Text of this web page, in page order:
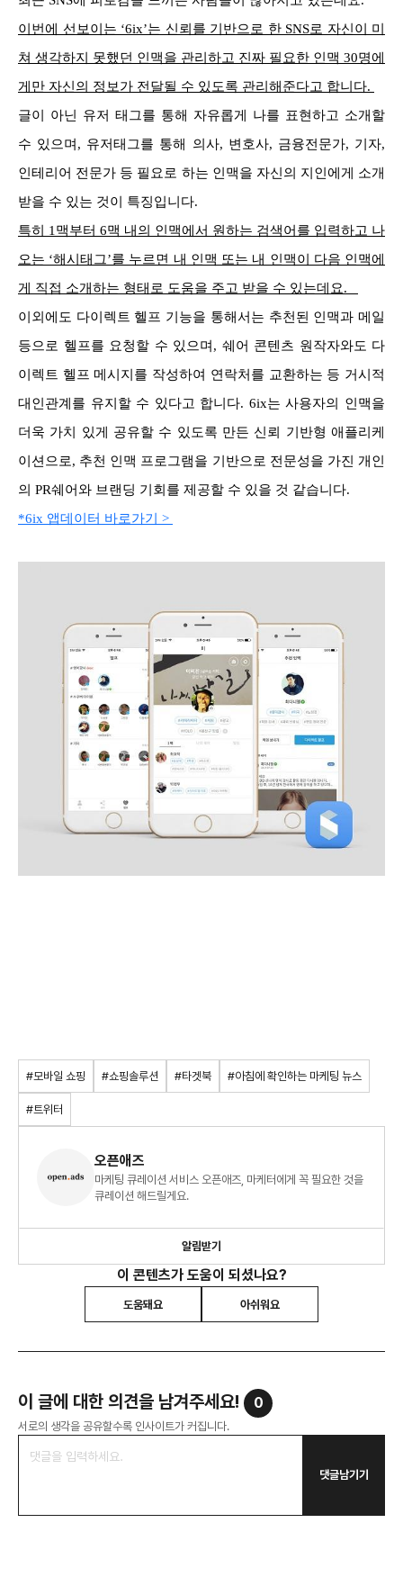
이번에 선보이는 ‘6ix’는 신뢰를 기반으로 한 SNS로 자신이 미
쳐 생각하지 못했던 인맥을 관리하고 진짜 필요한 인맥 30명에
게만 자신의 정보가 전달될 수 있도록 관리해준다고 합니다.
글이 아닌 유저 태그를 통해 자유롭게 나를 표현하고 소개할
수 있으며, 유저태그를 통해 의사, 변호사, 금융전문가, 기자,
인테리어 전문가 등 필요로 하는 인맥을 자신의 지인에게 소개
받을 수 있는 것이 특징입니다.
특히 1맥부터 6맥 내의 인맥에서 원하는 검색어를 입력하고 나
오는 ‘해시태그’를 누르면 내 인맥 또는 내 인맥이 다음 인맥에
게 직접 소개하는 형태로 도움을 주고 받을 수 있는데요.
이외에도 다이렉트 헬프 기능을 통해서는 추천된 인맥과 메일
등으로 헬프를 요청할 수 있으며, 쉐어 콘텐츠 원작자와도 다
이렉트 헬프 메시지를 작성하여 연락처를 교환하는 등 거시적
대인관계를 유지할 수 있다고 합니다. 6ix는 사용자의 인맥을
더욱 가치 있게 공유할 수 있도록 만든 신뢰 기반형 애플리케
이션으로, 추천 인맥 프로그램을 기반으로 전문성을 가진 개인
의 PR쉐어와 브랜딩 기회를 제공할 수 있을 것 같습니다.
*6ix 앱데이터 바로가기 >
#모바일 쇼핑 #쇼핑솔루션 #타겟북 #아침에 확인하는 마케팅 뉴스
#트위터
오픈애즈
마케팅 큐레이션 서비스 오픈애즈, 마케터에게 꼭 필요한 것을
큐레이션 해드릴게요.
알림받기
이 콘텐츠가 도움이 되셨나요?
도움돼요 아쉬워요
이 글에 대한 의견을 남겨주세요! 0
서로의 생각을 공유할수록 인사이트가 커집니다.
댓글남기기